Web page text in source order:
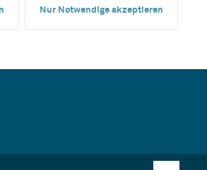
Nur Notwendige akzeptieren